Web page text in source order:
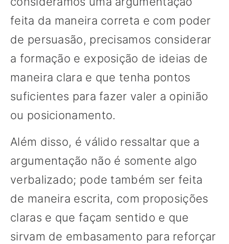
feita da maneira correta e com poder
de persuasão, precisamos considerar
a formação e exposição de ideias de
maneira clara e que tenha pontos
suficientes para fazer valer a opinião
ou posicionamento.
Além disso, é válido ressaltar que a
argumentação não é somente algo
verbalizado; pode também ser feita
de maneira escrita, com proposições
claras e que façam sentido e que
sirvam de embasamento para reforçar